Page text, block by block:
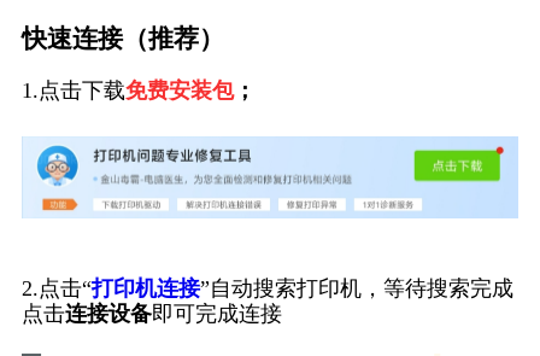
快速连接（推荐）
1.点击下载免费安装包；
2.点击“打印机连接”自动搜索打印机，等待搜索完成
点击连接设备即可完成连接